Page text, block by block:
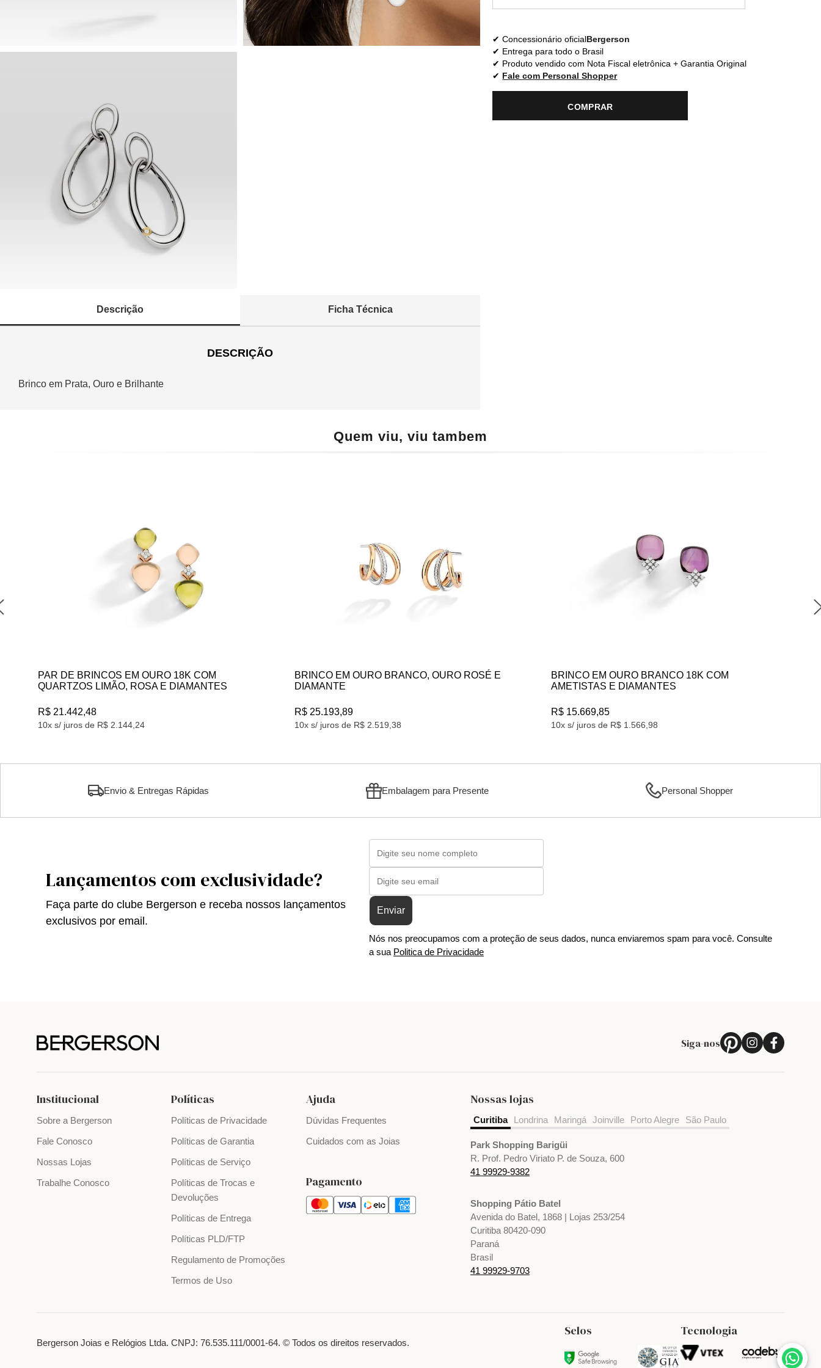
Descrição Ficha Técnica
DESCRIÇÃO
Brinco em Prata, Ouro e Brilhante
Concessionário oficialBergerson
Entrega para todo o Brasil
Produto vendido com Nota Fiscal eletrônica + Garantia Original
Fale com Personal Shopper
COMPRAR
Quem viu, viu tambem
PAR DE BRINCOS EM OURO 18K COM
QUARTZOS LIMÃO, ROSA E DIAMANTES
10x s/ juros de R$ 2.144,24
R$ 21.442,48
BRINCO EM OURO BRANCO, OURO ROSÉ E
DIAMANTE
10x s/ juros de R$ 2.519,38
R$ 25.193,89
BRINCO EM OURO BRANCO 18K COM
AMETISTAS E DIAMANTES
10x s/ juros de R$ 1.566,98
R$ 15.669,85
Envio & Entregas Rápidas Embalagem para Presente Personal Shopper
Brinco em Prata, Ouro e Brilhante
Lançamentos com exclusividade?
Faça parte do clube Bergerson e receba nossos lançamentos
exclusivos por email.
Enviar
Nós nos preocupamos com a proteção de seus dados, nunca enviaremos spam para você. Consulte
a sua Politica de Privacidade
Siga-nos
Institucional
Sobre a Bergerson
Fale Conosco
Nossas Lojas
Trabalhe Conosco
Políticas
Políticas de Privacidade
Políticas de Garantia
Políticas de Serviço
Políticas de Trocas e
Devoluções
Políticas de Entrega
Políticas PLD/FTP
Regulamento de Promoções
Termos de Uso
Ajuda
Dúvidas Frequentes
Cuidados com as Joias
Pagamento
Nossas lojas
Curitiba Londrina Maringá Joinville Porto Alegre São Paulo
Park Shopping Barigüi
R. Prof. Pedro Viriato P. de Souza, 600
41 99929-9382
Shopping Pátio Batel
Avenida do Batel, 1868 | Lojas 253/254
Curitiba 80420-090
Paraná
Brasil
41 99929-9703
Bergerson Joias e Relógios Ltda. CNPJ: 76.535.111/0001-64. © Todos os direitos reservados.
Selos Tecnologia